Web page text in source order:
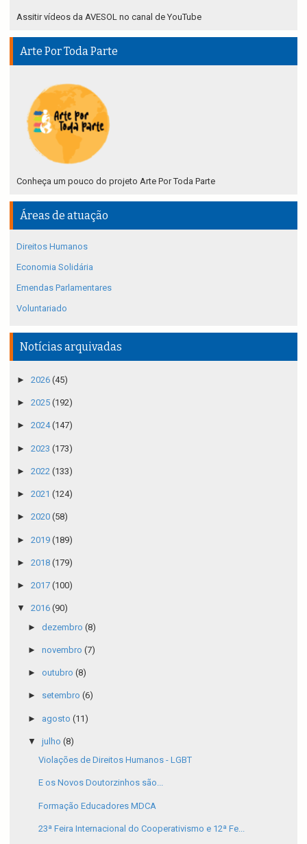
Assitir vídeos da AVESOL no canal de YouTube
Arte Por Toda Parte
Conheça um pouco do projeto Arte Por Toda Parte
Áreas de atuação
Direitos Humanos
Economia Solidária
Emendas Parlamentares
Voluntariado
Notícias arquivadas
► 2026 (45)
► 2025 (192)
► 2024(147)
► 2023 (173)
► 2022 (133)
► 2021 (124)
► 2020 (58)
► 2019 (189)
► 2018 (179)
► 2017 (100)
▼ 2016 (90)
► dezembro (8)
► novembro (7)
► outubro (8)
► setembro (6)
► agosto (11)
▼ julho (8)
Violações de Direitos Humanos - LGBT
E os Novos Doutorzinhos são...
Formação Educadores MDCA
23ª Feira Internacional do Cooperativismo e 12ª Fe...